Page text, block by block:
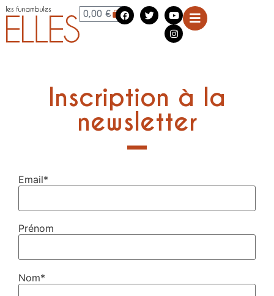
0,00 €
Inscription à la
newsletter
Email*
Prénom
Nom*